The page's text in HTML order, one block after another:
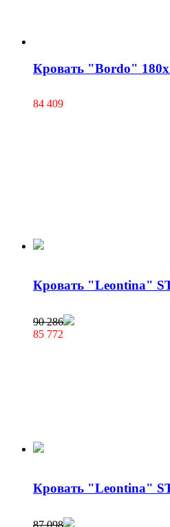
Кровать "Bordo"
84 409
Кровать "Leontina"
90 286
85 772
Кровать "Leontina"